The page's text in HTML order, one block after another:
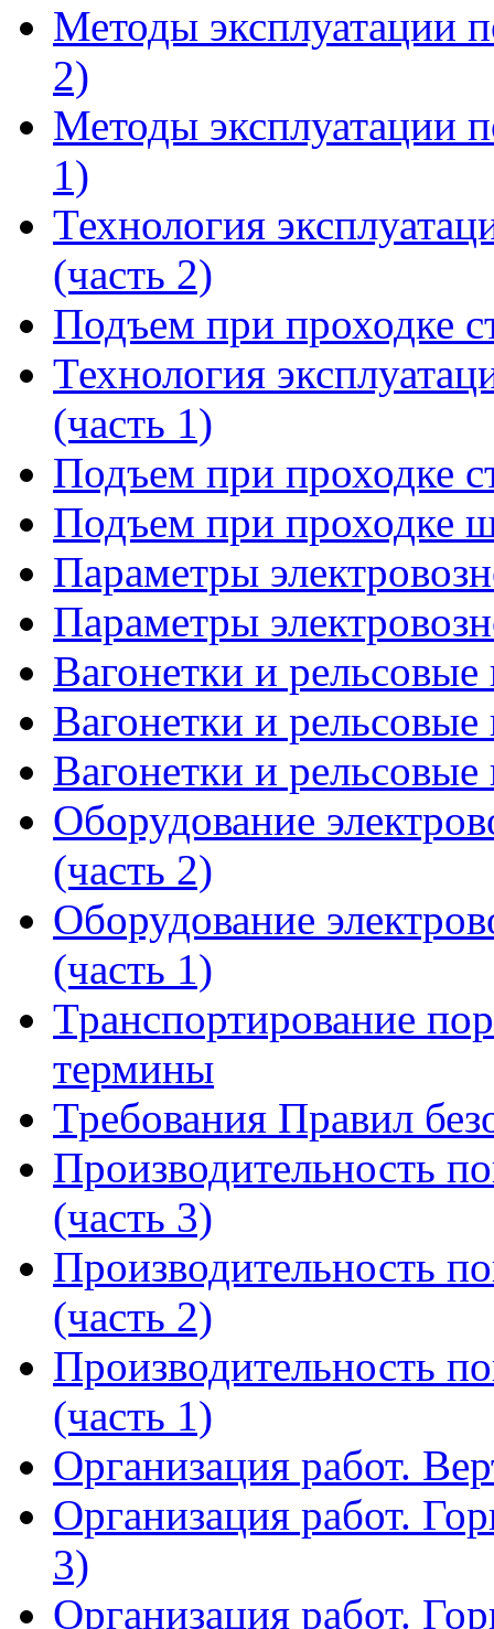
Методы эксплуатации
2)
Методы эксплуатации
1)
Технология
(часть 2)
Подъем при проходке
Технология
(часть 1)
Подъем при проходке
Подъем при проходке
Параметры
Параметры
Вагонетки и рельсовые
Вагонетки и рельсовые
Вагонетки и рельсовые
Оборудование
(часть 2)
Оборудование
(часть 1)
Транспортирование
термины
Требования Правил
Производительность
(часть 3)
Производительность
(часть 2)
Производительность
(часть 1)
Организация работ.
Организация работ.
3)
Организация работ.